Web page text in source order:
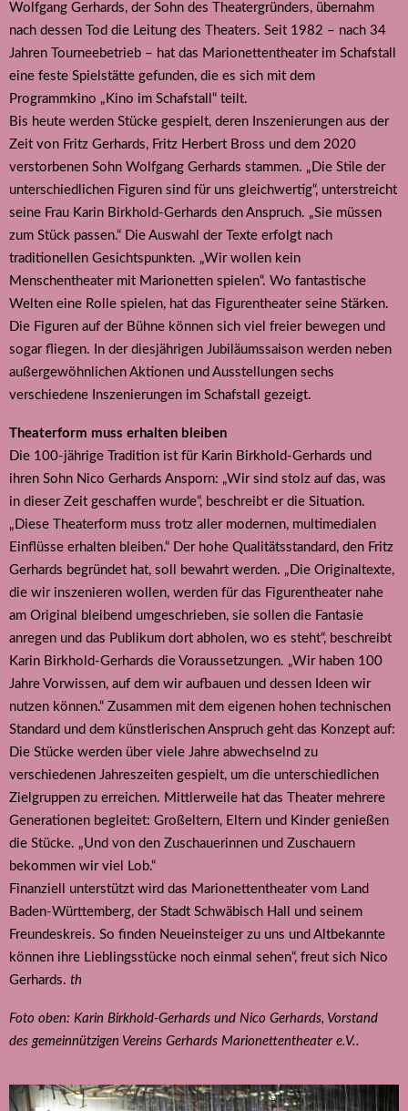
Wolfgang Gerhards, der Sohn des Theatergründers, übernahm
nach dessen Tod die Leitung des Theaters. Seit 1982 – nach 34
Jahren Tourneebetrieb – hat das Marionettentheater im Schafstall
eine feste Spielstätte gefunden, die es sich mit dem
Programmkino „Kino im Schafstall“ teilt.
Bis heute werden Stücke gespielt, deren Inszenierungen aus der
Zeit von Fritz Gerhards, Fritz Herbert Bross und dem 2020
verstorbenen Sohn Wolfgang Gerhards stammen. „Die Stile der
unterschiedlichen Figuren sind für uns gleichwertig“, unterstreicht
seine Frau Karin Birkhold-Gerhards den Anspruch. „Sie müssen
zum Stück passen.“ Die Auswahl der Texte erfolgt nach
traditionellen Gesichtspunkten. „Wir wollen kein
Menschentheater mit Marionetten spielen“. Wo fantastische
Welten eine Rolle spielen, hat das Figurentheater seine Stärken.
Die Figuren auf der Bühne können sich viel freier bewegen und
sogar fliegen. In der diesjährigen Jubiläumssaison werden neben
außergewöhnlichen Aktionen und Ausstellungen sechs
verschiedene Inszenierungen im Schafstall gezeigt.
Theaterform muss erhalten bleiben
Die 100-jährige Tradition ist für Karin Birkhold-Gerhards und
ihren Sohn Nico Gerhards Ansporn: „Wir sind stolz auf das, was
in dieser Zeit geschaffen wurde“, beschreibt er die Situation.
„Diese Theaterform muss trotz aller modernen, multimedialen
Einflüsse erhalten bleiben.“ Der hohe Qualitätsstandard, den Fritz
Gerhards begründet hat, soll bewahrt werden. „Die Originaltexte,
die wir inszenieren wollen, werden für das Figurentheater nahe
am Original bleibend umgeschrieben, sie sollen die Fantasie
anregen und das Publikum dort abholen, wo es steht“, beschreibt
Karin Birkhold-Gerhards die Voraussetzungen. „Wir haben 100
Jahre Vorwissen, auf dem wir aufbauen und dessen Ideen wir
nutzen können.“ Zusammen mit dem eigenen hohen technischen
Standard und dem künstlerischen Anspruch geht das Konzept auf:
Die Stücke werden über viele Jahre abwechselnd zu
verschiedenen Jahreszeiten gespielt, um die unterschiedlichen
Zielgruppen zu erreichen. Mittlerweile hat das Theater mehrere
Generationen begleitet: Großeltern, Eltern und Kinder genießen
die Stücke. „Und von den Zuschauerinnen und Zuschauern
bekommen wir viel Lob.“
Finanziell unterstützt wird das Marionettentheater vom Land
Baden-Württemberg, der Stadt Schwäbisch Hall und seinem
Freundeskreis. So finden Neueinsteiger zu uns und Altbekannte
können ihre Lieblingsstücke noch einmal sehen“, freut sich Nico
Gerhards. th
Foto oben: Karin Birkhold-Gerhards und Nico Gerhards, Vorstand
des gemeinnützigen Vereins Gerhards Marionettentheater e.V..